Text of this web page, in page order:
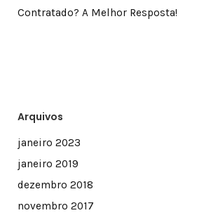
Contratado? A Melhor Resposta!
Arquivos
janeiro 2023
janeiro 2019
dezembro 2018
novembro 2017